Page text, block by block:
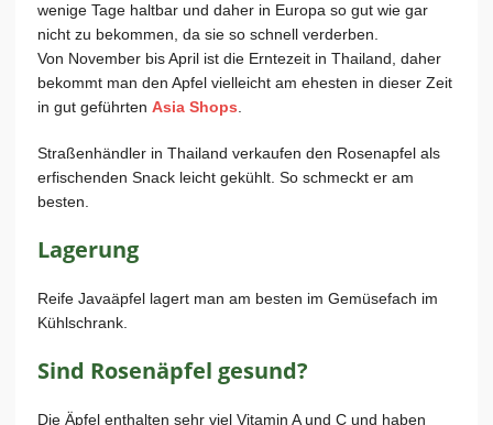
wenige Tage haltbar und daher in Europa so gut wie gar
nicht zu bekommen, da sie so schnell verderben.
Von November bis April ist die Erntezeit in Thailand, daher
bekommt man den Apfel vielleicht am ehesten in dieser Zeit
in gut geführten Asia Shops
Straßenhändler in Thailand verkaufen den Rosenapfel als
erfischenden Snack leicht gekühlt. So schmeckt er am
besten.
Lagerung
Reife Javaäpfel lagert man am besten im Gemüsefach im
Kühlschrank.
Sind Rosenäpfel gesund?
Die Äpfel enthalten sehr viel Vitamin A und C und haben